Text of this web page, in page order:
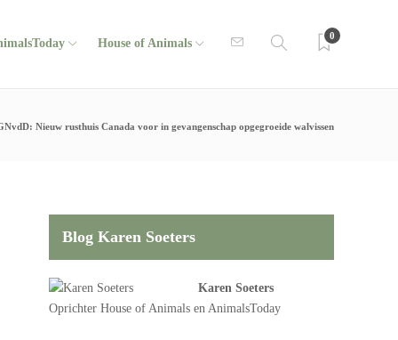
House of Animals
0
Nieuw rusthuis Canada voor in gevangenschap opgegroeide walvissen
Blog Karen Soeters
Karen Soeters
OprichterHouse of Animals en AnimalsToday